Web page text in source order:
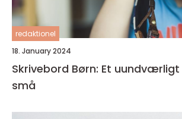
redaktionel
18. January 2024
Skrivebord Børn: Et
små